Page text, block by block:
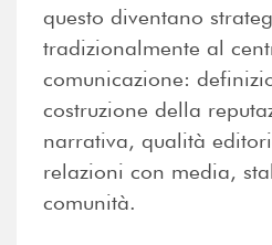
questo diventano
tradizionalmente al
comunicazione:
costruzione della
narrativa, qualità
relazioni con media,
comunità.